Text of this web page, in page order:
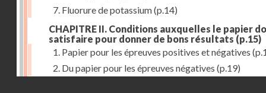
7. Fluorure de potassium(p.14)
CHAPITRE II. Conditions auxquelles le papier
satisfaire pour donner de bons résultats (p.15)
1. Papier pour les épreuves positives et négatives
2. Du papier pour les épreuves négatives (p.19)